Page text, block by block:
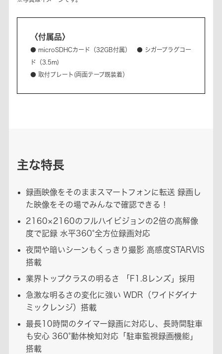
〈付属品〉
● microSDHCカード（32GB付属） ● シガープラグコー
ド（3.5m)
● 取付プレート(両面テープ既装着）
主な特長
録画映像をそのままスマートフォンに転送 録画し
た映像をその場でみんなで確認できる！
2160×2160のフルハイビジョンの2倍の高解像
度で記録 水平360°全方位録画対応
夜間や暗いシーンもくっきり撮影 高感度STARVIS
搭載
業界トップクラスの明るさ 「F1.8レンズ」採用
急激な明るさの変化に強い WDR（ワイドダイナ
ミックレンジ）搭載
最長10時間のタイマー録画に対応し、長時間駐車
も安心 360°動体検知対応「駐車監視録画機能」
搭載